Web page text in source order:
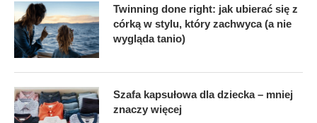
Twinning done right: jak ubierać się z
córką w stylu, który zachwyca (a nie
wygląda tanio)
Szafa kapsułowa dla dziecka – mniej
znaczy więcej